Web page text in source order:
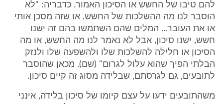
להם טיבו של החשש או הסיכון האמור. כדבריה: "לא
הוסבר לנו מה ההשלכות של החשש, או שזה מסכן אותי
או את העובר... המלים שהם השתמשו בהם זה ישנו
חשש, ישנו סיכון, אבל לא נאמר לנו מה החשש, או מה
הסיכון או חלילה להשלכות שלו ולהשפעה שלו ולנזק
הבלתי הפיך שהוא עלול לגרום" (שם). מכאן שהוסבר
לתובעים, גם לגרסתם, שבלידה מסוג זה קיים סיכון.
משהתובעים ידעו על עצם קיומו של סיכון בלידה, אינני